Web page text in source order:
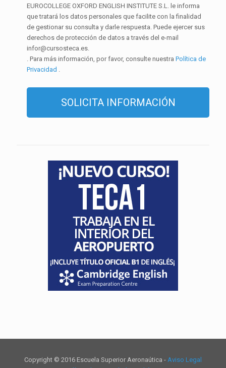
EUROCOLLEGE OXFORD ENGLISH INSTITUTE S.L. le informa
que tratará los datos personales que facilite con la finalidad
de gestionar su consulta y darle respuesta. Puede ejercer sus
derechos de protección de datos a través del e-mail
infor@cursosteca.es.
. Para más información, por favor, consulte nuestra Política de
Privacidad
Copyright © 2016 Escuela Superior Aeronaútica - Aviso Legal